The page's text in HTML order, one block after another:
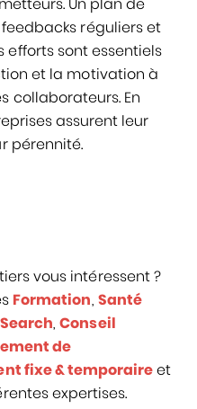
réguliers et
efforts sont essentiels
et la motivation à
collaborateurs. En
assurent leur
pérennité.
vous intéressent ?
Formation, Santé
,Conseil
de
fixe & temporaireet
expertises.